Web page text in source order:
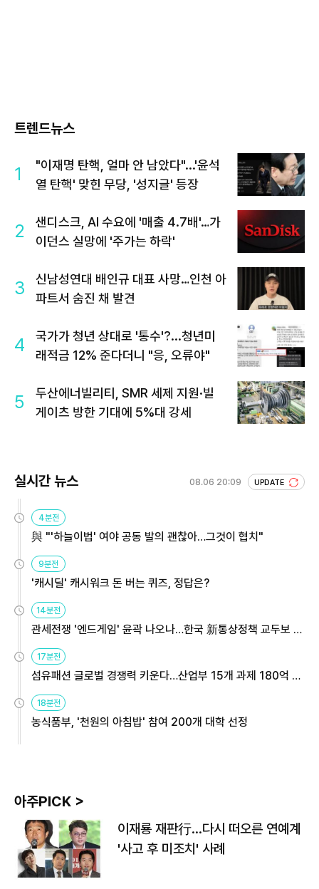
트렌드뉴스
1
"이재명 탄핵, 얼마 안 남았다"...'윤석
열 탄핵' 맞힌 무당, '성지글' 등장
2
샌디스크, AI 수요에 '매출 4.7배'…가
이던스 실망에 '주가는 하락'
3
신남성연대 배인규 대표 사망…인천 아
파트서 숨진 채 발견
4
국가가 청년 상대로 '통수'?...청년미
래적금 12% 준다더니 "응, 오류야"
5
두산에너빌리티, SMR 세제 지원·빌
게이츠 방한 기대에 5%대 강세
실시간 뉴스 08.06 20:09 UPDATE
4분전
與 "'하늘이법' 여야 공동 발의 괜찮아…그것이 협치"
9분전
'캐시딜' 캐시워크 돈 버는 퀴즈, 정답은?
14분전
관세전쟁 '엔드게임' 윤곽 나오나…한국 新통상정책 교두보 활
17분전
섬유패션 글로벌 경쟁력 키운다…산업부 15개 과제 180억 지
18분전
농식품부, '천원의 아침밥' 참여 200개 대학 선정
아주PICK >
이재룡 재판行…다시 떠오른 연예계
'사고 후 미조치' 사례